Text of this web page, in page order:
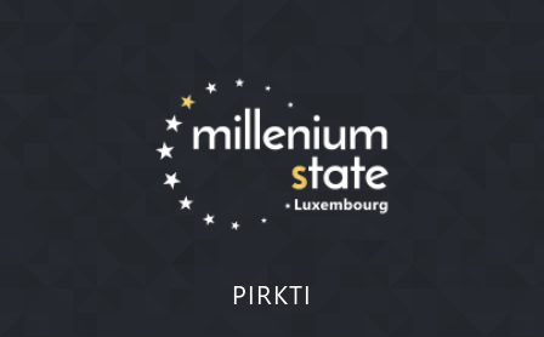
PIRKTI